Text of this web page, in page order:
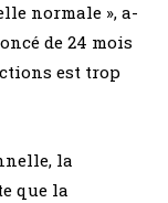
normale », a-
de 24 mois
est trop
la
que la